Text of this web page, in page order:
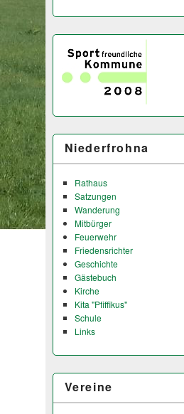
Niederfrohna
Rathaus
Satzungen
Wanderung
Mitbürger
Feuerwehr
Friedensrichter
Geschichte
Gästebuch
Kirche
Kita "Pfiffikus"
Schule
Links
Vereine